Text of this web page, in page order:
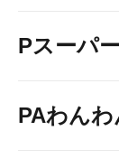
Pスーパ
PAわん